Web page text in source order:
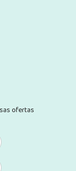
ofertas